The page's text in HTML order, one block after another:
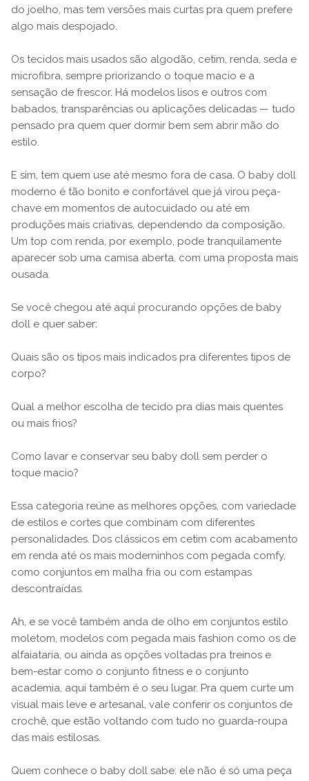
do joelho, mas tem versões mais curtas pra quem prefere
algo mais despojado.
Os tecidos mais usados são algodão, cetim, renda, seda e
microfibra, sempre priorizando o toque macio e a
sensação de frescor. Há modelos lisos e outros com
babados, transparências ou aplicações delicadas — tudo
pensado pra quem quer dormir bem sem abrir mão do
estilo.
E sim, tem quem use até mesmo fora de casa. O baby doll
moderno é tão bonito e confortável que já virou peça-
chave em momentos de autocuidado ou até em
produções mais criativas, dependendo da composição.
Um top com renda, por exemplo, pode tranquilamente
aparecer sob uma camisa aberta, com uma proposta mais
ousada.
Se você chegou até aqui procurando opções de baby
doll e quer saber:
Quais são os tipos mais indicados pra diferentes tipos de
corpo?
Qual a melhor escolha de tecido pra dias mais quentes
ou mais frios?
Como lavar e conservar seu baby doll sem perder o
toque macio?
Essa categoria reúne as melhores opções, com variedade
de estilos e cortes que combinam com diferentes
personalidades. Dos clássicos em cetim com acabamento
em renda até os mais moderninhos com pegada comfy,
como conjuntos em malha fria ou com estampas
descontraídas.
Ah, e se você também anda de olho em conjuntos estilo
moletom, modelos com pegada mais fashion como os de
alfaiataria, ou ainda as opções voltadas pra treinos e
bem-estar como o conjunto fitness e o conjunto
academia, aqui também é o seu lugar. Pra quem curte um
visual mais leve e artesanal, vale conferir os conjuntos de
crochê, que estão voltando com tudo no guarda-roupa
das mais estilosas.
Quem conhece o baby doll sabe: ele não é só uma peça